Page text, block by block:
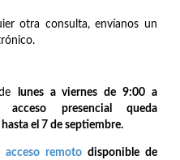
otra consulta, envíanos un
lunes a viernes de 9:00 a
presencial queda
el 7 de septiembre.
acceso remoto disponible de